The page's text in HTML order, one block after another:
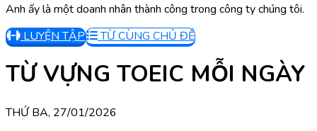
Anh ấy là một doanh nhân thành công trong công ty chúng tôi.
LUYỆN TẬP
TỪ CÙNG CHỦ ĐỀ
TỪ VỰNG TOEIC MỖI NGÀY
THỨ BA, 27/01/2026